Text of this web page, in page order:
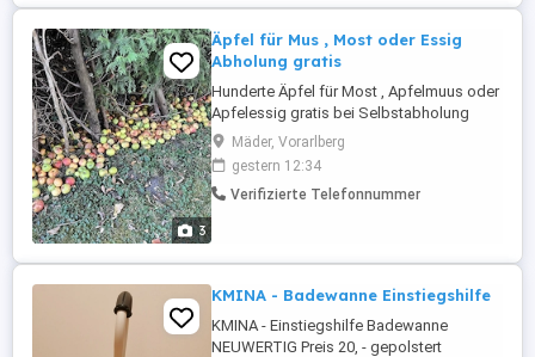
3
Äpfel für Mus , Most oder Essig
Abholung gratis
Hunderte Äpfel für Most , Apfelmuus oder
Apfelessig gratis bei Selbstabholung
(selbst auflesen und selbst den Baum
schütteln Ort Lustenau
Mäder, Vorarlberg
gestern 12:34
Verifizierte Telefonnummer
KMINA - Badewanne Einstiegshilfe
KMINA - Einstiegshilfe Badewanne
NEUWERTIG Preis 20, - gepolstert